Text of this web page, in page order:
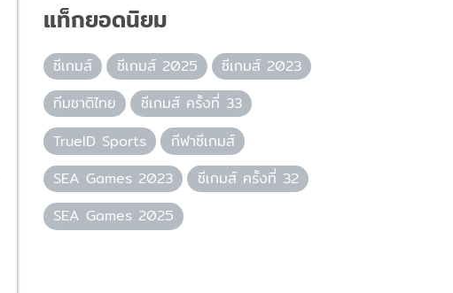
แท็กยอดนิยม
ซีเกมส์ ซีเกมส์ 2025
ซีเกมส์ 2023
ทีมชาติไทย
ซีเกมส์ ครั้งที่ 33
TrueID Sports
กีฬาซีเกมส์
SEA Games 2023
ซีเกมส์ ครั้งที่ 32
SEA Games 2025